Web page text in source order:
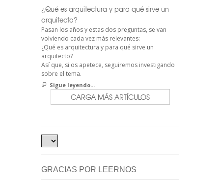
¿Qué es arquitectura y para qué sirve un
arquitecto?
Pasan los años y estas dos preguntas, se van
volviendo cada vez más relevantes:
¿Qué es arquitectura y para qué sirve un
arquitecto?
Así que, si os apetece, seguiremos investigando
sobre el tema.
Sigue leyendo...
CARGA MÁS ARTÍCULOS
GRACIAS POR LEERNOS